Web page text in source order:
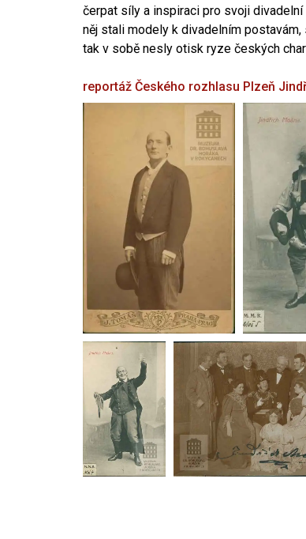
čerpat síly a inspiraci pro svoji
něj stali modely k divadelním
tak v sobě nesly otisk ryze českých
reportáž Českého rozhlasu Plzeň